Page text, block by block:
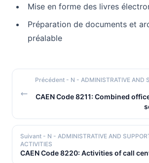
Mise en forme des livres
Préparation de documents et
préalable
Précédent - N - ADMINISTRATIVE AND
CAEN Code 8211: Combined
Suivant - N - ADMINISTRATIVE AND
ACTIVITIES
CAEN Code 8220: Activities of call